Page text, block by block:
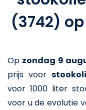
(3742)
Op zondag 9
prijs voor
voor 1000 liter
voor u de evolutie